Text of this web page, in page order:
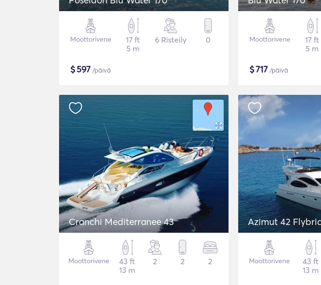
Moottorivene
17 ft
5 m
6 Risteily 0
$597 /päivä
Moottorivene
17 ft
5 m
$717 /päivä
Cranchi Mediterranee 43
Moottorivene
43 ft
13 m
2 2 2
Azimut 42
Moottorivene
43 ft
13 m